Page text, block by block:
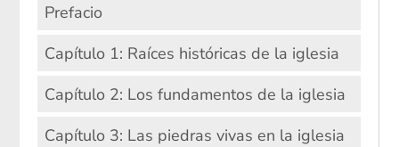
Prefacio
Capítulo 1: Raíces históricas de la iglesia
Capítulo 2: Los fundamentos de la iglesia
Capítulo 3: Las piedras vivas en la iglesia